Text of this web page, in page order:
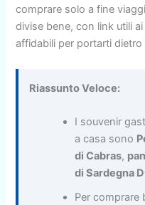
comprare solo a fine
divise bene, con link utili
affidabili per portarti
Riassunto Veloce:
I souvenir
a casa sono
di Cabras,
di Sardegna
Per comprare